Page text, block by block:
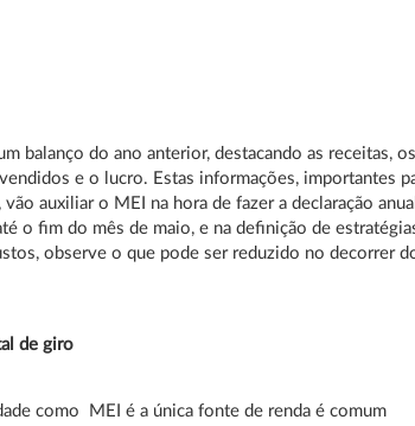
balanço do ano anterior, destacando as receitas, os
e o lucro. Estas informações, importantes
auxiliar o MEI na hora de fazer a declaração
o fim do mês de maio, e na definição de
observe o que pode ser reduzido no decorrer
de giro
como MEI é a única fonte de renda é comum